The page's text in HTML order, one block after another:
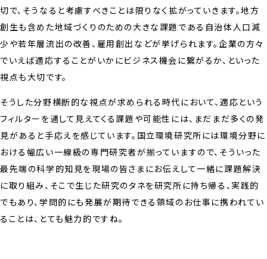
切で、そうなると考慮すべきことは限りなく拡がっていきます。地方
創生も含めた地域づくりのための大きな課題である自治体人口減
少や若年層流出の改善、雇用創出などが挙げられます。企業の方々
でいえば適応することがいかにビジネス機会に繋がるか、といった
視点も大切です。
そうした分野横断的な視点が求められる時代において、適応という
フィルターを通して見えてくる課題や可能性には、まだまだ多くの発
見があると手応えを感じています。国立環境研究所には環境分野に
おける幅広い一線級の専門研究者が揃っていますので、そういった
最先端の科学的知見を現場の皆さまにお伝えして一緒に課題解決
に取り組み、そこで生じた研究のタネを研究所に持ち帰る、実践的
でもあり、学問的にも発展が期待できる領域のお仕事に携われてい
ることは、とても魅力的ですね。